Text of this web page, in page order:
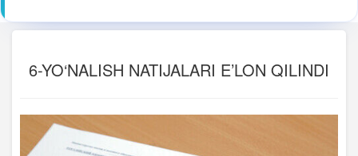
6-YO‘NALISH NATIJALARI E’LON QILINDI